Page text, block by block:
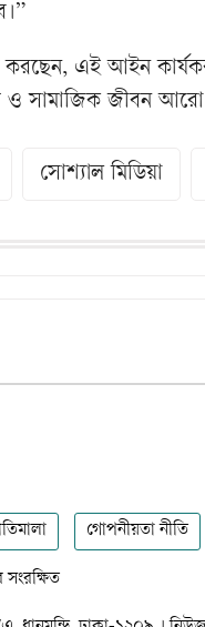
মনে করছেন, এই আইন
ও সামাজিক জীবন
সোশ্যাল মিডিয়া
গোপনীয়তা নীতি
সংরক্ষিত